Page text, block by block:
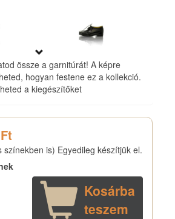
össze a garnitúrát! A képre
hogyan festene ez a kollekció.
a kiegészítőket
színekben is) Egyedileg készítjük el.
Kosárba
teszem